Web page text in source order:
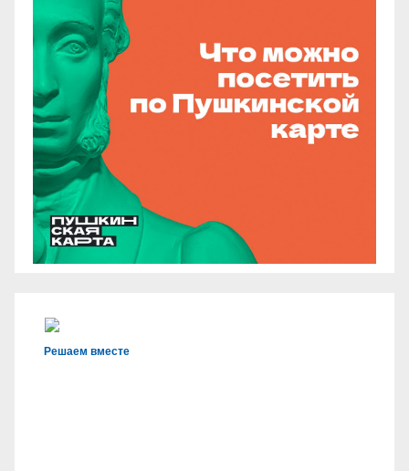
Решаем вместе